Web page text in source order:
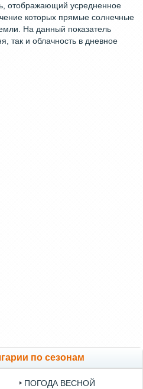
отображающий усредненное
которых прямые солнечные
На данный показатель
так и облачность в дневное
по сезонам
ПОГОДА ВЕСНОЙ